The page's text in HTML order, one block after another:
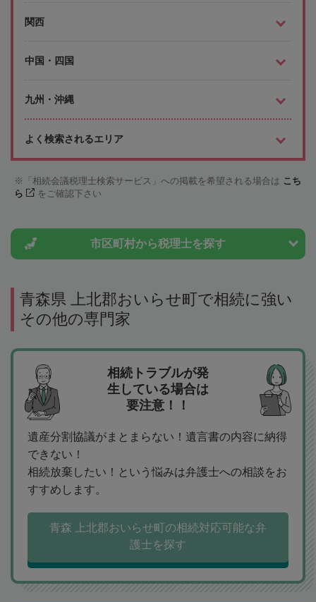
関西
中国・四国
九州・沖縄
よく検索されるエリア
「相続会議税理士検索サービス」への掲載を希望される場合は こち
ら
をご確認下さい
市区町村から税理士を探す
青森県 上北郡おいらせ町で相続に強い
その他の専門家
相続トラブルが発
生している場合は
要注意！！
遺産分割協議がまとまらない！遺言書の内容に納得
できない！
相続放棄したい！という悩みは弁護士への相談をお
すすめします。
青森 上北郡おいらせ町の相続対応可能な弁
護士を探す